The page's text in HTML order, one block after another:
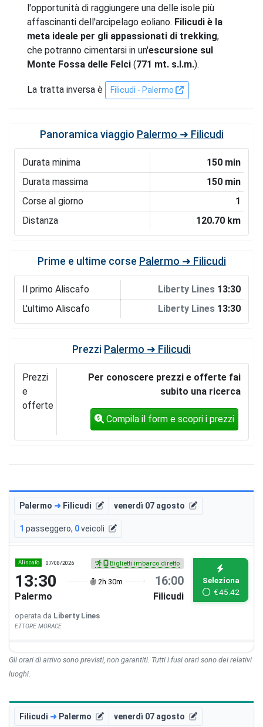
l'opportunità di raggiungere una delle isole più
affascinanti dell'arcipelago eoliano. Filicudi è la
meta ideale per gli appassionati di trekking,
che potranno cimentarsi in un'escursione sul
Monte Fossa delle Felci (771 mt. s.l.m.).
La tratta inversa è Filicudi - Palermo
Panoramica viaggio Palermo ➜ Filicudi
Durata minima
150 min
Durata massima
150 min
Corse al giorno
1
Distanza
120.70 km
Prime e ultime corse Palermo ➜ Filicudi
Il primo Aliscafo Liberty Lines 13:30
L'ultimo Aliscafo
Liberty Lines 13:30
Prezzi Palermo ➜ Filicudi
Prezzi
e
offerte
Per conoscere prezzi e offerte fai
subito una ricerca
Compila il form e scopri i prezzi
Palermo ➜ Filicudi venerdì 07 agosto
1 passeggero, 0veicoli
Aliscafo 07/08/2026 Biglietti imbarco diretto
13:30 2h 30m 16:00
Palermo Filicudi
Seleziona
€45.42
operata da Liberty Lines
ETTORE MORACE
Gli orari di arrivo sono previsti, non garantiti. Tutti i fusi orari sono dei relativi
luoghi.
Filicudi ➜ Palermo venerdì 07 agosto